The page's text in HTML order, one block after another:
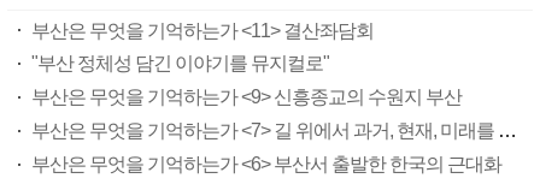
부산은 무엇을 기억하는가 <11> 결산좌담회
"부산 정체성 담긴 이야기를 뮤지컬로"
부산은 무엇을 기억하는가 <9> 신흥종교의 수원지 부산
부산은 무엇을 기억하는가 <7> 길 위에서 과거, 현재, 미래를 보다
부산은 무엇을 기억하는가 <6> 부산서 출발한 한국의 근대화